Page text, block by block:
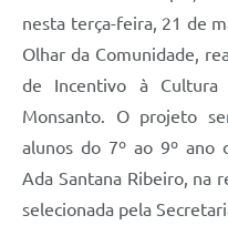
nesta terça-feira, 21 de
Olhar da Comunidade,
de Incentivo à Cultura
Monsanto. O projeto
alunos do 7º ao 9º ano
Ada Santana Ribeiro, na
selecionada pela